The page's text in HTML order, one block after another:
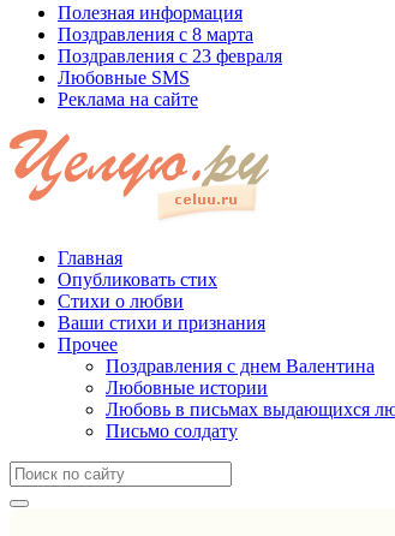
Полезная информация
Поздравления с 8 марта
Поздравления с 23 февраля
Любовные SMS
Реклама на сайте
Главная
Опубликовать стих
Стихи о любви
Ваши стихи и признания
Прочее
Поздравления с днем Валентина
Любовные истории
Любовь в письмах выдающихся
Письмо солдату